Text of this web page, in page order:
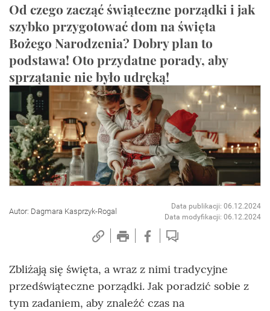
Od czego zacząć świąteczne porządki i jak
szybko przygotować dom na święta
Bożego Narodzenia? Dobry plan to
podstawa! Oto przydatne porady, aby
sprzątanie nie było udręką!
Autor: Dagmara Kasprzyk-Rogal
Data publikacji: 06.12.2024
Data modyfikacji: 06.12.2024
Zbliżają się święta, a wraz z nimi tradycyjne
przedświąteczne porządki. Jak poradzić sobie z
tym zadaniem, aby znaleźć czas na